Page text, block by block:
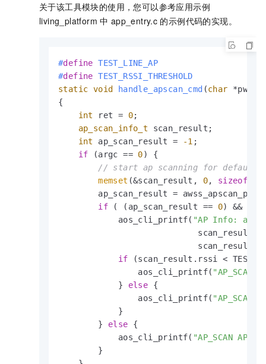
关于该工具模块的使用，您可以参考应用示例
living_platform 中 app_entry.c 的示例代码的实现。
#define
#define TEST_RSSI_THRESHOLD
static void handle_apscan_cmd (char
{
int
ret = 0;
ap_scan_info_t scan_result;
int
ap_scan_result = -1 ;
if (argc == 0) {
// start ap scanning for default 3
memset (&scan_result, 0, sizeof
ap_scan_result =
if ( (ap_scan_result == 0) &&
            aos_cli_printf(
"AP Info:
if (scan_result.rssi <
                aos_cli_printf(
            }
else {
                aos_cli_printf(
"AP_SCAN
            }
        }
else {
            aos_cli_printf(
"AP_SCAN AP
        }